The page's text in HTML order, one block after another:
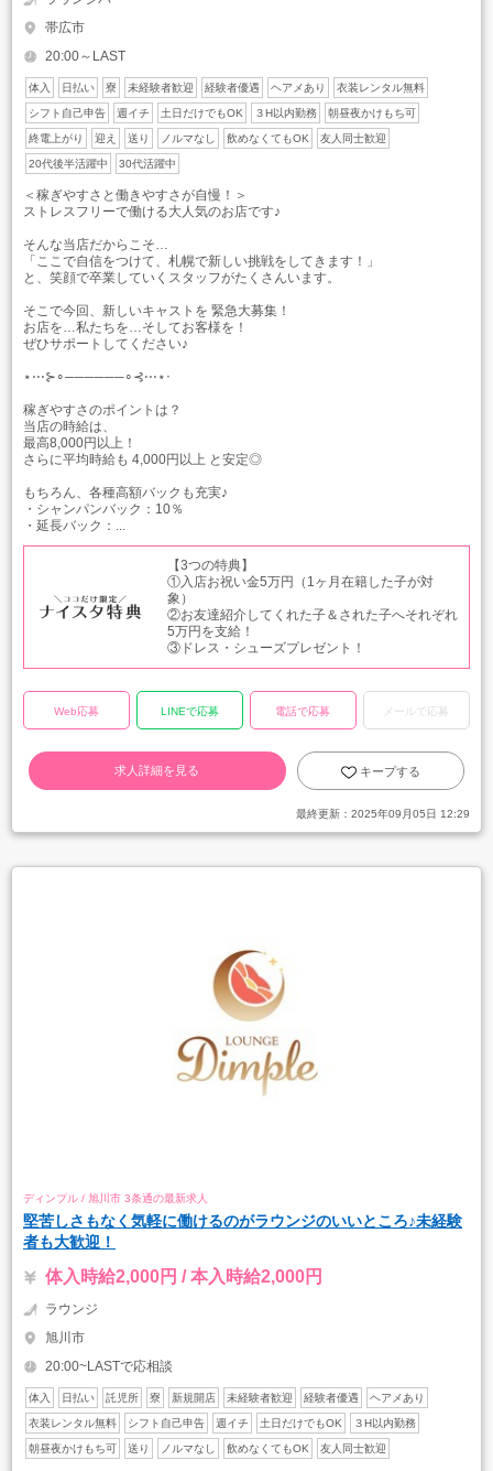
帯広市
20:00～LAST
体入 日払い 寮 未経験者歓迎 経験者優遇 ヘアメあり 衣装レンタル無料
シフト自己申告 週イチ 土日だけでもOK ３H以内勤務 朝昼夜かけもち可
終電上がり 迎え 送り ノルマなし 飲めなくてもOK 友人同士歓迎
20代後半活躍中 30代活躍中
＜稼ぎやすさと働きやすさが自慢！＞
ストレスフリーで働ける大人気のお店です♪
そんな当店だからこそ…
「ここで自信をつけて、札幌で新しい挑戦をしてきます！」
と、笑顔で卒業していくスタッフがたくさんいます。
そこで今回、新しいキャストを 緊急大募集！
お店を…私たちを…そしてお客様を！
ぜひサポートしてください♪
⋆⋅⋅⋅⊱∘──────∘⊰⋅⋅⋅⋆‧
稼ぎやすさのポイントは？
当店の時給は、
最高8,000円以上！
さらに平均時給も 4,000円以上 と安定◎
もちろん、各種高額バックも充実♪
・シャンパンバック：10％
・延長バック：...
【3つの特典】
①入店お祝い金5万円（1ヶ月在籍した子が対
象）
②お友達紹介してくれた子＆された子へそれぞれ
5万円を支給！
③ドレス・シューズプレゼント！
Web応募 LINEで応募 電話で応募 メールで応募
求人詳細を見る キープする
最終更新： 2025年09月05日 12:29
ディンプル / 旭川市 3条通の最新求人
堅苦しさもなく気軽に働けるのがラウンジのいいところ♪未経験
者も大歓迎！
体入時給2,000円 / 本入時給2,000円
ラウンジ
旭川市
20:00~LASTで応相談
体入 日払い 託児所 寮 新規開店 未経験者歓迎 経験者優遇 ヘアメあり
衣装レンタル無料 シフト自己申告 週イチ 土日だけでもOK ３H以内勤務
朝昼夜かけもち可 送り ノルマなし 飲めなくてもOK 友人同士歓迎